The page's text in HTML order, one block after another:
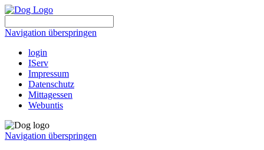
Navigation überspringen
login
IServ
Impressum
Datenschutz
Mittagessen
Webuntis
Navigation überspringen